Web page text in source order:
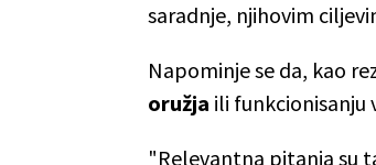
saradnje, njihovim
Napominje se da, kao
oružja ili funkcionisanju
"Relevantna pitanja su